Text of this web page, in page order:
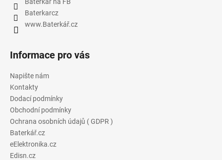
Baterkarcz
www.Baterkář.cz
Informace pro vás
Napište nám
Kontakty
Dodací podmínky
Obchodní podmínky
Ochrana osobních údajů ( GDPR )
Baterkář.cz
eElektronika.cz
Edisn.cz